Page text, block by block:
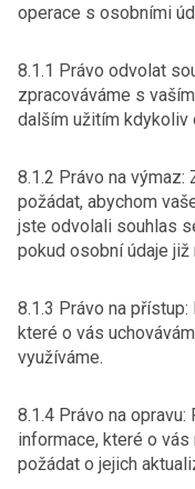
operace s osobními
8.1.1 Právo odvolat
zpracováváme s
dalším užitím kdykoliv
8.1.2 Právo na
požádat, abychom
jste odvolali souhlas
pokud osobní údaje
8.1.3 Právo na
které o vás
využíváme.
8.1.4 Právo na
informace, které o
požádat o jejich